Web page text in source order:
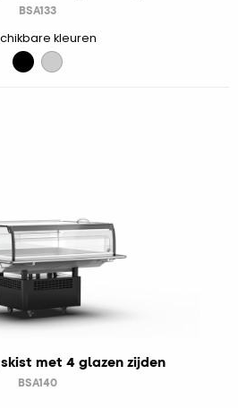
BSA133
kleuren
met 4 glazen zijden
BSA140